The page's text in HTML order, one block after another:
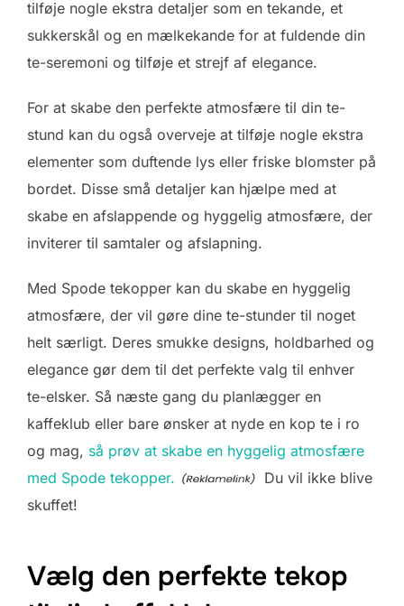
tilføje nogle ekstra detaljer som en tekande, et
sukkerskål og en mælkekande for at fuldende din
te-seremoni og tilføje et strejf af elegance.
For at skabe den perfekte atmosfære til din te-
stund kan du også overveje at tilføje nogle ekstra
elementer som duftende lys eller friske blomster på
bordet. Disse små detaljer kan hjælpe med at
skabe en afslappende og hyggelig atmosfære, der
inviterer til samtaler og afslapning.
Med Spode tekopper kan du skabe en hyggelig
atmosfære, der vil gøre dine te-stunder til noget
helt særligt. Deres smukke designs, holdbarhed og
elegance gør dem til det perfekte valg til enhver
te-elsker. Så næste gang du planlægger en
kaffeklub eller bare ønsker at nyde en kop te i ro
og mag, så prøv at skabe en hyggelig atmosfære
med Spode tekopper.
Du vil ikke blive
skuffet!
Vælg den perfekte tekop